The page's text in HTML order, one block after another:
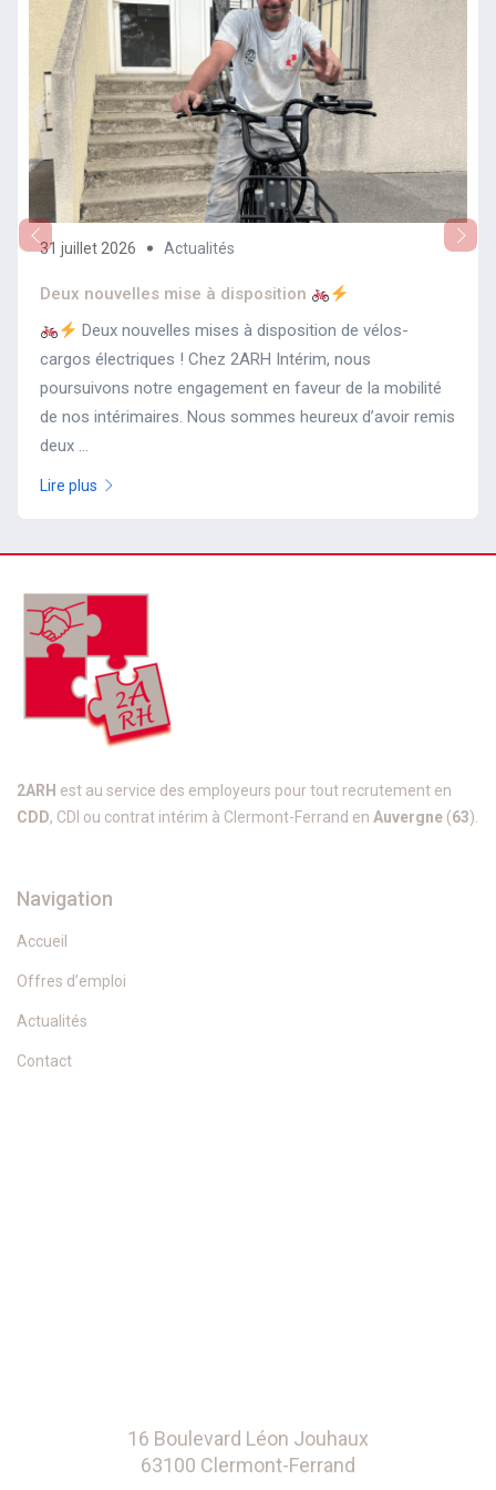
31 juillet 2026 Actualités
Deux nouvelles mise à disposition
Deux nouvelles mises à disposition de vélos-
cargos électriques ! Chez 2ARH Intérim, nous
poursuivons notre engagement en faveur de la mobilité
de nos intérimaires. Nous sommes heureux d’avoir remis
deux ...
Lire plus
2ARH est au service des employeurs pour tout recrutement en
CDD, CDI ou contrat intérim à Clermont-Ferrand en Auvergne (63).
Navigation
Accueil
Offres d’emploi
Actualités
Contact
16 Boulevard Léon Jouhaux
63100 Clermont-Ferrand